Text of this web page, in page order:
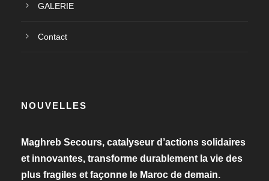
GALERIE
Contact
NOUVELLES
Maghreb Secours, catalyseur d’actions solidaires
et innovantes, transforme durablement la vie des
plus fragiles et façonne le Maroc de demain.